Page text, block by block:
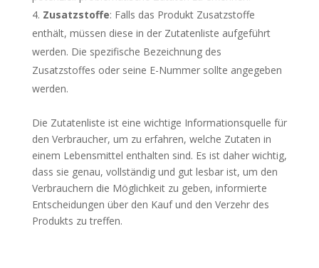
Zusatzstoffe: Falls das Produkt Zusatzstoffe
enthält, müssen diese in der Zutatenliste aufgeführt
werden. Die spezifische Bezeichnung des
Zusatzstoffes oder seine E-Nummer sollte angegeben
werden.
Die Zutatenliste ist eine wichtige Informationsquelle für
den Verbraucher, um zu erfahren, welche Zutaten in
einem Lebensmittel enthalten sind. Es ist daher wichtig,
dass sie genau, vollständig und gut lesbar ist, um den
Verbrauchern die Möglichkeit zu geben, informierte
Entscheidungen über den Kauf und den Verzehr des
Produkts zu treffen.